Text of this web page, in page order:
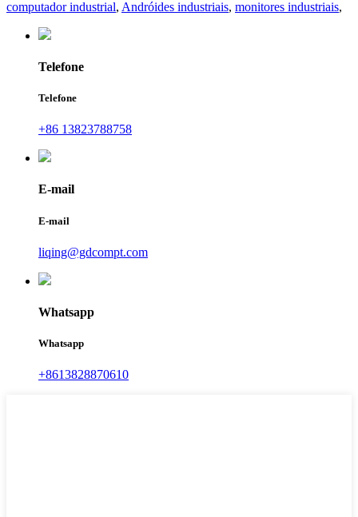
computador industrial, Andróides industriais, monitores industriais,
Telefone
Telefone
+86 13823788758
E-mail
E-mail
liqing@gdcompt.com
Whatsapp
Whatsapp
+8613828870610